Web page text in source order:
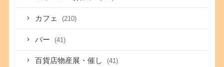
カフェ (210)
バー (41)
百貨店物産展・催し (41)